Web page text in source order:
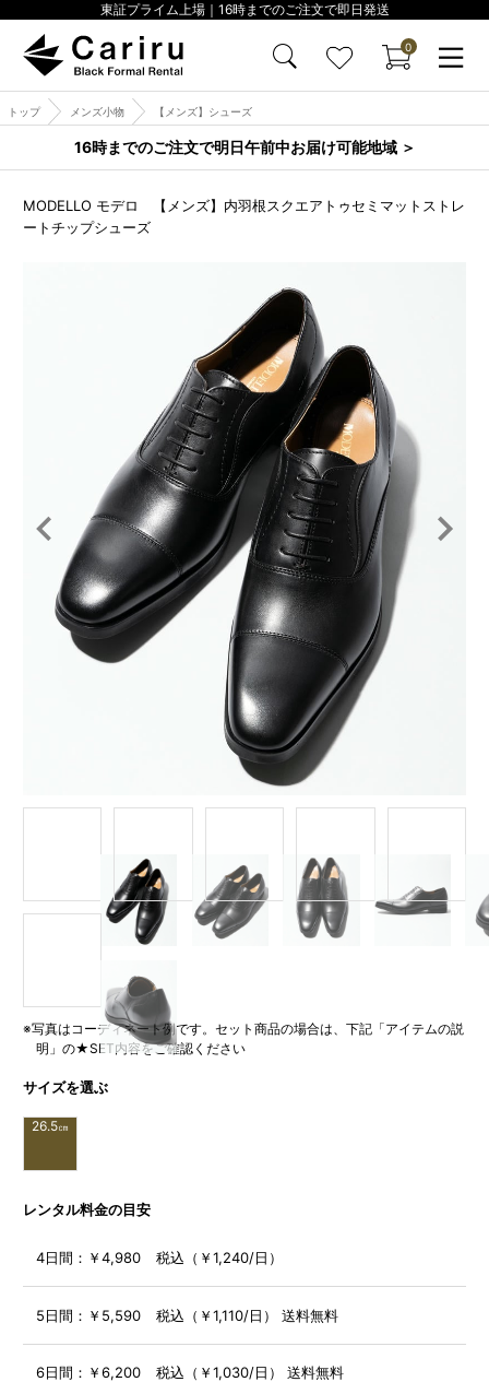
東証プライム上場｜16時までのご注文で即日発送
0
トップ メンズ小物 【メンズ】シューズ
16時までのご注文で明日午前中お届け可能地域 ＞
MODELLO モデロ 【メンズ】内羽根スクエアトゥセミマットストレ
ートチップシューズ
※写真はコーディネート例です。セット商品の場合は、下記「アイテムの説
明」の★SET内容をご確認ください
サイズを選ぶ
26.5㎝
レンタル料金の目安
4日間： ￥4,980 税込（￥1,240/日）
5日間： ￥5,590 税込（￥1,110/日） 送料無料
6日間： ￥6,200 税込（￥1,030/日） 送料無料